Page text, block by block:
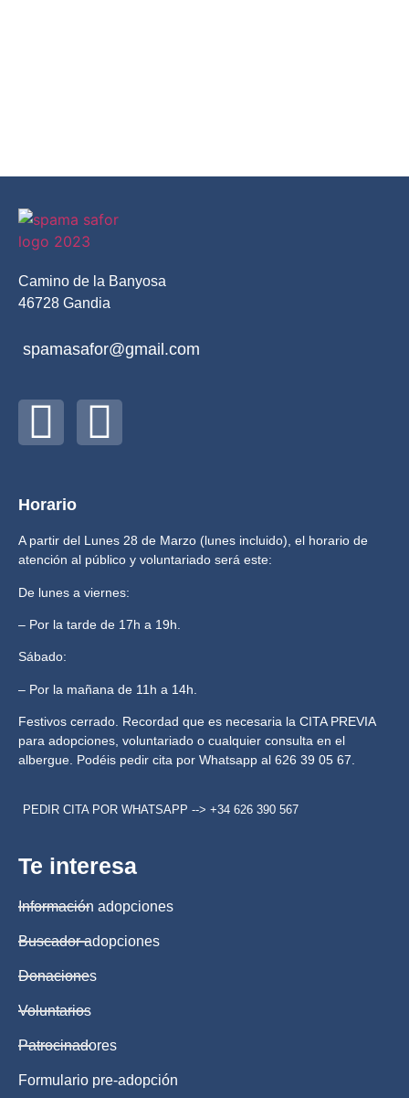
Camino de la Banyosa
46728 Gandia
spamasafor@gmail.com
Horario
A partir del Lunes 28 de Marzo (lunes incluido), el horario de
atención al público y voluntariado será este:
De lunes a viernes:
– Por la tarde de 17h a 19h.
Sábado:
– Por la mañana de 11h a 14h.
Festivos cerrado. Recordad que es necesaria la CITA PREVIA
para adopciones, voluntariado o cualquier consulta en el
albergue. Podéis pedir cita por Whatsapp al 626 39 05 67.
PEDIR CITA POR WHATSAPP --> +34 626 390 567
Te interesa
Información adopciones
Buscador adopciones
Donaciones
Voluntarios
Patrocinadores
Formulario pre-adopción